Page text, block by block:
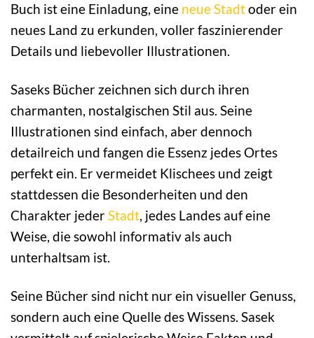
Buch ist eine Einladung, eine neue Stadtoder ein
neues Land zu erkunden, voller faszinierender
Details und liebevoller Illustrationen.
Saseks Bücher zeichnen sich durch ihren
charmanten, nostalgischen Stil aus. Seine
Illustrationen sind einfach, aber dennoch
detailreich und fangen die Essenz jedes Ortes
perfekt ein. Er vermeidet Klischees und zeigt
stattdessen die Besonderheiten und den
Charakter jederStadt, jedes Landes auf eine
Weise, die sowohl informativ als auch
unterhaltsam ist.
Seine Bücher sind nicht nur ein visueller Genuss,
sondern auch eine Quelle des Wissens. Sasek